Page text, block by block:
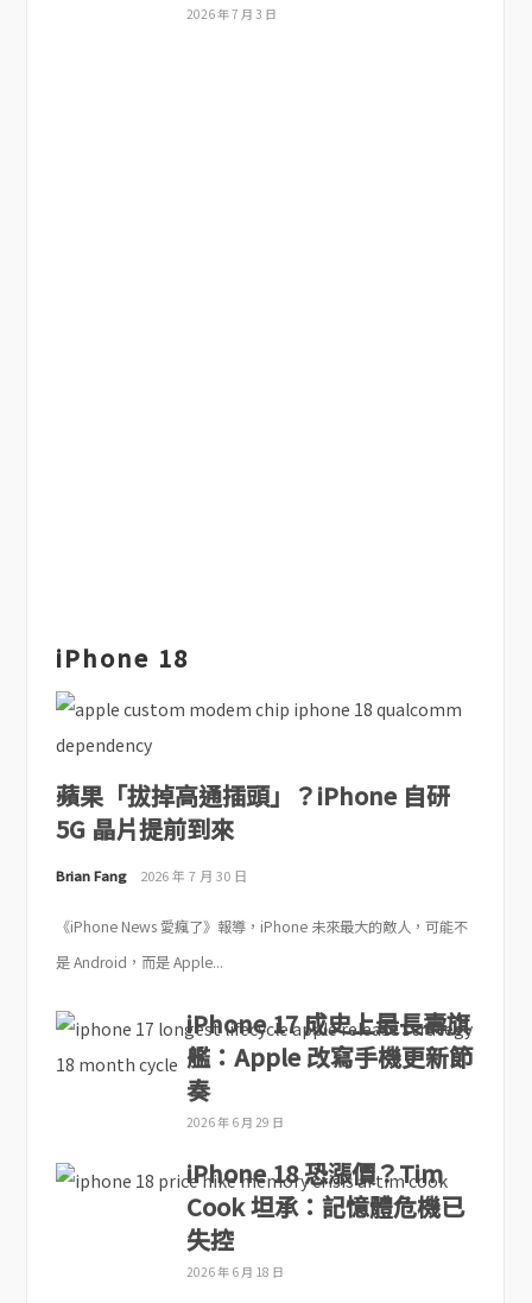
2026 年 7 月 3 日
iPhone 18
蘋果「拔掉高通插頭」？iPhone 自研
5G 晶片提前到來
Brian Fang 2026 年 7 月 30 日
《iPhone News 愛瘋了》報導，iPhone 未來最大的敵人，可能不
是 Android，而是 Apple...
iPhone 17 成史上最長壽旗
艦：Apple 改寫手機更新節
奏
2026 年 6 月 29 日
iPhone 18 恐漲價？Tim
Cook 坦承：記憶體危機已
失控
2026 年 6 月 18 日